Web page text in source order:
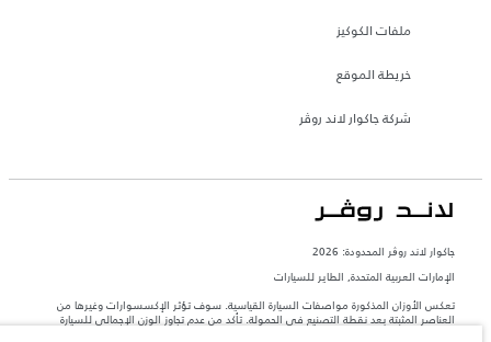
ملفات الكوكيز
خريطة الموقع
شركة جاكوار لاند روڤر
جاكوار لاند روڨر المحدودة: 2026
الإمارات العربية المتحدة, الطاير للسيارات
تعكس الأوزان المذكورة مواصفات السيارة القياسية. سوف تؤثر الإكسسوارات وغيرها من
العناصر المثبتة بعد نقطة التصنيع في الحمولة. تأكد من عدم تجاوز الوزن الإجمالي للسيارة